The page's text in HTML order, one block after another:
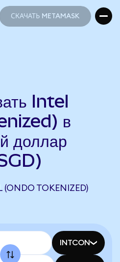
СКАЧАТЬ METAMASK
Intel
в
доллар
(ONDO TOKENIZED)
INTCON